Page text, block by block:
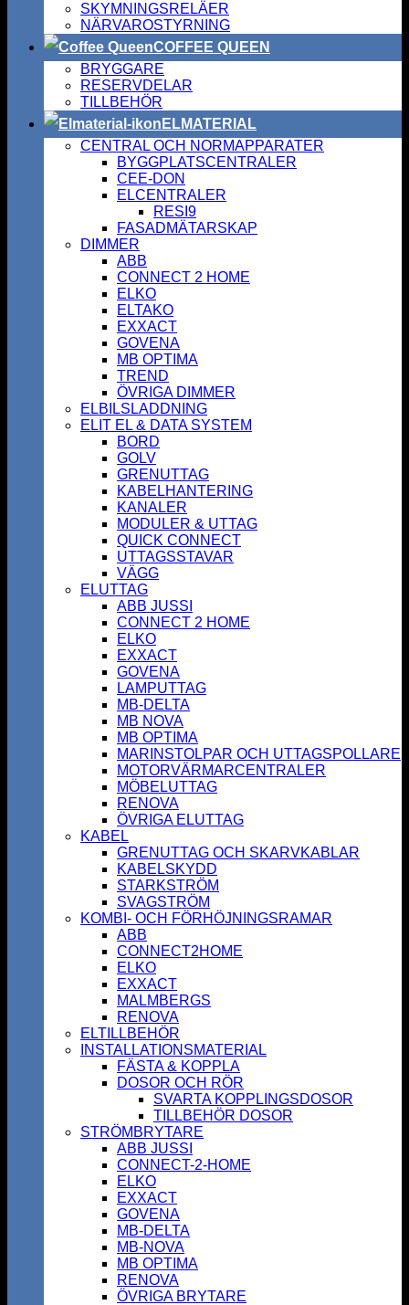
SKYMNINGSRELÄER
NÄRVAROSTYRNING
COFFEE QUEEN
BRYGGARE
RESERVDELAR
TILLBEHÖR
ELMATERIAL
CENTRAL OCH NORMAPPARATER
BYGGPLATSCENTRALER
CEE-DON
ELCENTRALER
RESI9
FASADMÄTARSKAP
DIMMER
ABB
CONNECT 2 HOME
ELKO
ELTAKO
EXXACT
GOVENA
MB OPTIMA
TREND
ÖVRIGA DIMMER
ELBILSLADDNING
ELIT EL & DATA SYSTEM
BORD
GOLV
GRENUTTAG
KABELHANTERING
KANALER
MODULER & UTTAG
QUICK CONNECT
UTTAGSSTAVAR
VÄGG
ELUTTAG
ABB JUSSI
CONNECT 2 HOME
ELKO
EXXACT
GOVENA
LAMPUTTAG
MB-DELTA
MB NOVA
MB OPTIMA
MARINSTOLPAR OCH UTTAGSPOLLARE
MOTORVÄRMARCENTRALER
MÖBELUTTAG
RENOVA
ÖVRIGA ELUTTAG
KABEL
GRENUTTAG OCH SKARVKABLAR
KABELSKYDD
STARKSTRÖM
SVAGSTRÖM
KOMBI- OCH FÖRHÖJNINGSRAMAR
ABB
CONNECT2HOME
ELKO
EXXACT
MALMBERGS
RENOVA
ELTILLBEHÖR
INSTALLATIONSMATERIAL
FÄSTA & KOPPLA
DOSOR OCH RÖR
SVARTA KOPPLINGSDOSOR
TILLBEHÖR DOSOR
STRÖMBRYTARE
ABB JUSSI
CONNECT-2-HOME
ELKO
EXXACT
GOVENA
MB-DELTA
MB-NOVA
MB OPTIMA
RENOVA
ÖVRIGA BRYTARE